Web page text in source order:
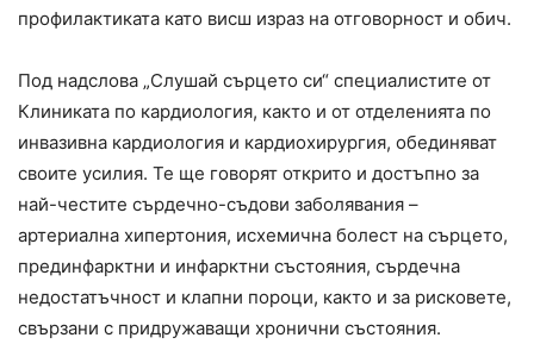
профилактиката като висш израз на отговорност и обич.
Под надслова „Слушай сърцето си“ специалистите от
Клиниката по кардиология, както и от отделенията по
инвазивна кардиология и кардиохирургия, обединяват
своите усилия. Те ще говорят открито и достъпно за
най-честите сърдечно-съдови заболявания –
артериална хипертония, исхемична болест на сърцето,
прединфарктни и инфарктни състояния, сърдечна
недостатъчност и клапни пороци, както и за рисковете,
свързани с придружаващи хронични състояния.